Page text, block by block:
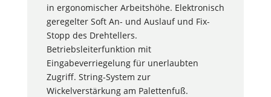
230 V, Schutzkontakt,
16 A
in ergonomischer Arbeitshöhe. Elektronisch
geregelter Soft An- und Auslauf und Fix-
Stopp des Drehtellers.
Betriebsleiterfunktion mit
Eingabeverriegelung für unerlaubten
Zugriff. String-System zur
Wickelverstärkung am Palettenfuß.